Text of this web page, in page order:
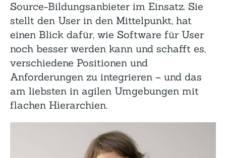
Source-Bildungsanbieter im Einsatz. Sie
stellt den User in den Mittelpunkt, hat
einen Blick dafür, wie Software für User
noch besser werden kann und schafft es,
verschiedene Positionen und
Anforderungen zu integrieren – und das
am liebsten in agilen Umgebungen mit
flachen Hierarchien.